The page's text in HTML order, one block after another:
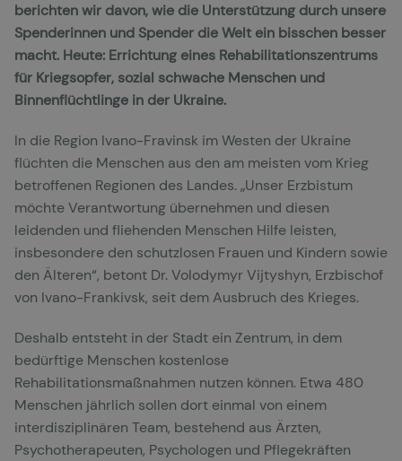
berichten wir davon, wie die Unterstützung durch unsere
Spenderinnen und Spender die Welt ein bisschen besser
macht. Heute: Errichtung eines Rehabilitationszentrums
für Kriegsopfer, sozial schwache Menschen und
Binnenflüchtlinge in der Ukraine.
In die Region Ivano-Fravinsk im Westen der Ukraine
flüchten die Menschen aus den am meisten vom Krieg
betroffenen Regionen des Landes. „Unser Erzbistum
möchte Verantwortung übernehmen und diesen
leidenden und fliehenden Menschen Hilfe leisten,
insbesondere den schutzlosen Frauen und Kindern sowie
den Älteren“, betont Dr. Volodymyr Vijtyshyn, Erzbischof
von Ivano-Frankivsk, seit dem Ausbruch des Krieges.
Deshalb entsteht in der Stadt ein Zentrum, in dem
bedürftige Menschen kostenlose
Rehabilitationsmaßnahmen nutzen können. Etwa 480
Menschen jährlich sollen dort einmal von einem
interdisziplinären Team, bestehend aus Ärzten,
Psychotherapeuten, Psychologen und Pflegekräften